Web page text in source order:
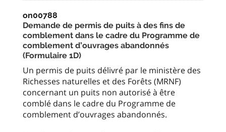
on00788
Demande de permis de puits à des fins de
comblement dans le cadre du Programme de
comblement d’ouvrages abandonnés
(Formulaire 1D)
Un permis de puits délivré par le ministère des
Richesses naturelles et des Forêts (MRNF)
concernant un puits non autorisé à être
comblé dans le cadre du Programme de
comblement d’ouvrages abandonnés.